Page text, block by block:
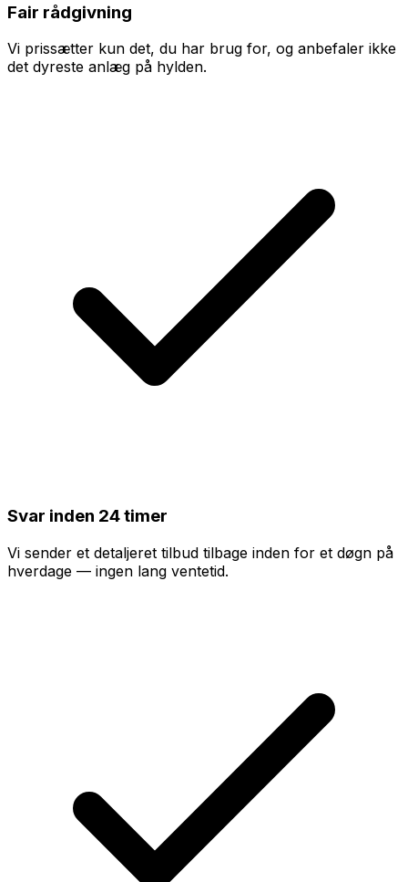
Fair rådgivning
Vi prissætter kun det, du har brug for, og anbefaler ikke
det dyreste anlæg på hylden.
Svar inden 24 timer
Vi sender et detaljeret tilbud tilbage inden for et døgn på
hverdage — ingen lang ventetid.